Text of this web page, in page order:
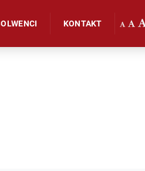
KONTAKT